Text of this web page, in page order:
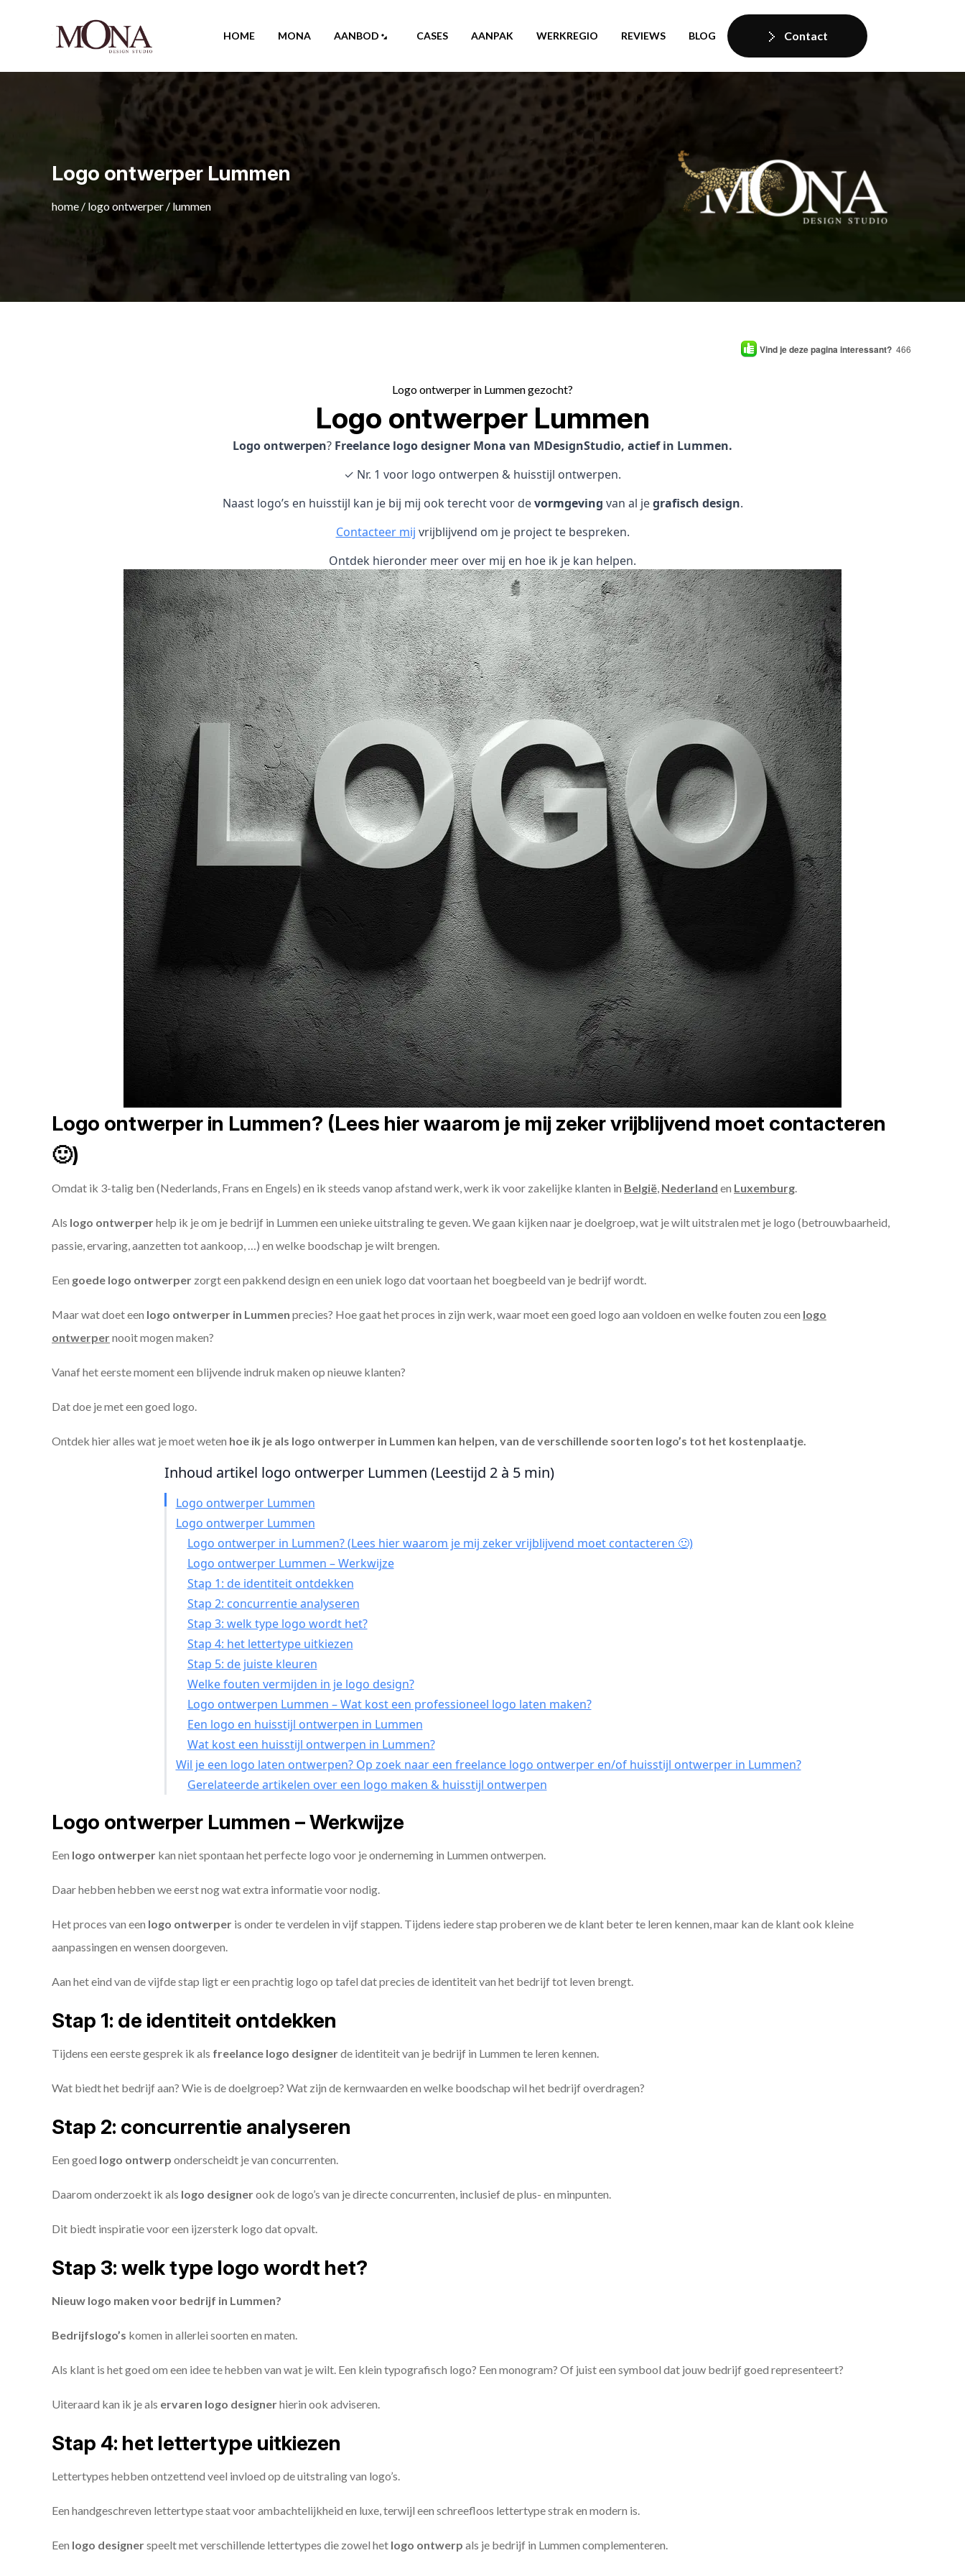
HOME MONA AANBOD CASES AANPAK WERKREGIO REVIEWS BLOG Contact
Logo ontwerper Lummen
home / logo ontwerper / lummen
Vind je deze pagina interessant? 466
Logo ontwerper in Lummen gezocht?
Logo ontwerper Lummen
Logo ontwerpen? Freelance logo designer Mona van MDesignStudio, actief in Lummen.
✓ Nr. 1 voor logo ontwerpen & huisstijl ontwerpen.
Naast logo’s en huisstijl kan je bij mij ook terecht voor devormgeving van al jegrafisch design.
Contacteer mij vrijblijvend om je project te bespreken.
Ontdek hieronder meer over mij en hoe ik je kan helpen.
Logo ontwerper in Lummen? (Lees hier waarom je mij zeker vrijblijvend moet contacteren
🙂)
Omdat ik 3-talig ben (Nederlands, Frans en Engels) en ik steeds vanop afstand werk, werk ik voor zakelijke klanten in België, Nederland en Luxemburg.
Als logo ontwerperhelp ik je om je bedrijf in Lummen een unieke uitstraling te geven. We gaan kijken naar je doelgroep, wat je wilt uitstralen met je logo (betrouwbaarheid,
passie, ervaring, aanzetten tot aankoop, …) en welke boodschap je wilt brengen.
Een goede logo ontwerper zorgt een pakkend design en een uniek logo dat voortaan het boegbeeld van je bedrijf wordt.
Maar wat doet een logo ontwerper in Lummen precies? Hoe gaat het proces in zijn werk, waar moet een goed logo aan voldoen en welke fouten zou een logo
ontwerpernooit mogen maken?
Vanaf het eerste moment een blijvende indruk maken op nieuwe klanten?
Dat doe je met een goed logo.
Ontdek hier alles wat je moet weten hoe ik je als logo ontwerper in Lummen kan helpen, van de verschillende soorten logo’s tot het kostenplaatje.
Inhoud artikel logo ontwerper Lummen (Leestijd 2 à 5 min)
Logo ontwerper Lummen
Logo ontwerper Lummen
Logo ontwerper in Lummen? (Lees hier waarom je mij zeker vrijblijvend moet contacteren 🙂)
Logo ontwerper Lummen – Werkwijze
Stap 1: de identiteit ontdekken
Stap 2: concurrentie analyseren
Stap 3: welk type logo wordt het?
Stap 4: het lettertype uitkiezen
Stap 5: de juiste kleuren
Welke fouten vermijden in je logo design?
Logo ontwerpen Lummen – Wat kost een professioneel logo laten maken?
Een logo en huisstijl ontwerpen in Lummen
Wat kost een huisstijl ontwerpen in Lummen?
Wil je een logo laten ontwerpen? Op zoek naar een freelance logo ontwerper en/of huisstijl ontwerper in Lummen?
Gerelateerde artikelen over een logo maken & huisstijl ontwerpen
Logo ontwerper Lummen – Werkwijze
Een logo ontwerper kan niet spontaan het perfecte logo voor je onderneming in Lummen ontwerpen.
Daar hebben hebben we eerst nog wat extra informatie voor nodig.
Het proces van een logo ontwerper is onder te verdelen in vijf stappen. Tijdens iedere stap proberen we de klant beter te leren kennen, maar kan de klant ook kleine
aanpassingen en wensen doorgeven.
Aan het eind van de vijfde stap ligt er een prachtig logo op tafel dat precies de identiteit van het bedrijf tot leven brengt.
Stap 1: de identiteit ontdekken
Tijdens een eerste gesprek ik als freelance logo designerde identiteit van je bedrijf in Lummen te leren kennen.
Wat biedt het bedrijf aan? Wie is de doelgroep? Wat zijn de kernwaarden en welke boodschap wil het bedrijf overdragen?
Stap 2: concurrentie analyseren
Een goed logo ontwerp onderscheidt je van concurrenten.
Daarom onderzoekt ik als logo designerook de logo’s van je directe concurrenten, inclusief de plus- en minpunten.
Dit biedt inspiratie voor een ijzersterk logo dat opvalt.
Stap 3: welk type logo wordt het?
Nieuw logo maken voor bedrijf in Lummen?
Bedrijfslogo’s komen in allerlei soorten en maten.
Als klant is het goed om een idee te hebben van wat je wilt. Een klein typografisch logo? Een monogram? Of juist een symbool dat jouw bedrijf goed representeert?
Uiteraard kan ik je als ervaren logo designerhierin ook adviseren.
Stap 4: het lettertype uitkiezen
Lettertypes hebben ontzettend veel invloed op de uitstraling van logo’s.
Een handgeschreven lettertype staat voor ambachtelijkheid en luxe, terwijl een schreefloos lettertype strak en modern is.
Een logo designerspeelt met verschillende lettertypes die zowel het logo ontwerp als je bedrijf in Lummen complementeren.